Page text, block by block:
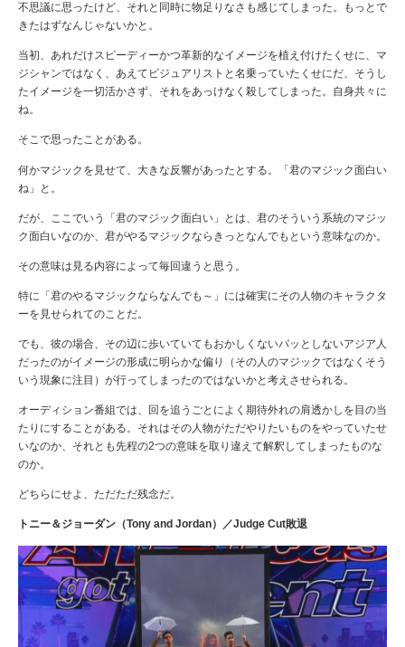
不思議に思ったけど、それと同時に物足りなさも感じてしまった。もっとで
きたはずなんじゃないかと。
当初、あれだけスピーディーかつ革新的なイメージを植え付けたくせに、マ
ジシャンではなく、あえてビジュアリストと名乗っていたくせにだ、そうし
たイメージを一切活かさず、それをあっけなく殺してしまった。自身共々に
ね。
そこで思ったことがある。
何かマジックを見せて、大きな反響があったとする。「君のマジック面白い
ね」と。
だが、ここでいう「君のマジック面白い」とは、君のそういう系統のマジッ
ク面白いなのか、君がやるマジックならきっとなんでもという意味なのか。
その意味は見る内容によって毎回違うと思う。
特に「君のやるマジックならなんでも～」には確実にその人物のキャラクタ
ーを見せられてのことだ。
でも、彼の場合、その辺に歩いていてもおかしくないパッとしないアジア人
だったのがイメージの形成に明らかな偏り（その人のマジックではなくそう
いう現象に注目）が行ってしまったのではないかと考えさせられる。
オーディション番組では、回を追うごとによく期待外れの肩透かしを目の当
たりにすることがある。それはその人物がただやりたいものをやっていたせ
いなのか、それとも先程の2つの意味を取り違えて解釈してしまったものな
のか。
どちらにせよ、ただただ残念だ。
トニー＆ジョーダン（Tony and Jordan）／Judge Cut敗退